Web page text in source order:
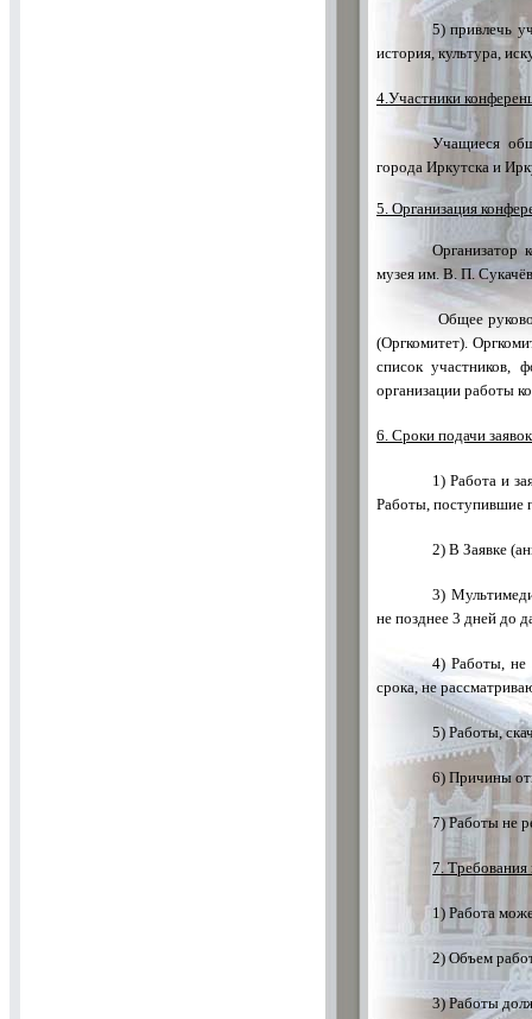
5) привлечь
история, культура,
4.Участники
Учащиеся
города Иркутска и
5. Организация
Организатор
музея им. В. П.
Общее
(Оргкомитет).
список участников,
организации работы
6. Сроки подачи
1) Работа и
Работы, поступившие
2) В Заявке
3)
не позднее 3 дней до
4) Работы, не
срока, не
5) Работы,
6) Причины
7) Работы не
7.
1) Работа
2) Объем
3) Работы